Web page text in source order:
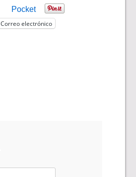
Pocket
Correo electrónico